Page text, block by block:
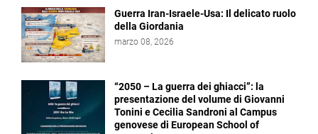
Guerra Iran-Israele-Usa: Il delicato ruolo
della Giordania
marzo 08, 2026
“2050 – La guerra dei ghiacci”: la
presentazione del volume di Giovanni
Tonini e Cecilia Sandroni al Campus
genovese di European School of